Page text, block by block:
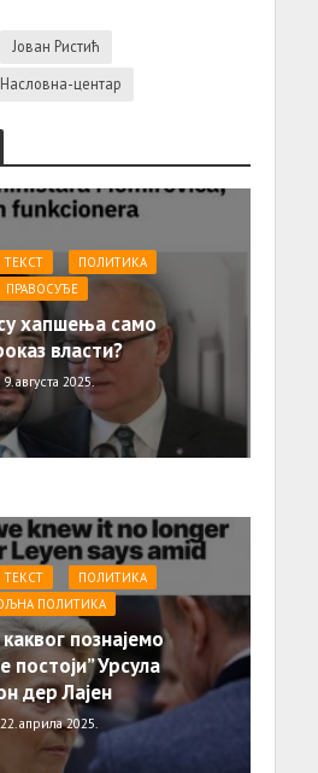
Јован Ристић
Насловна-центар
ТЕКСТ
ПОЛИТИКА
ПРАВОСУЂЕ
хапшења само
власти?
9. августа 2025.
ТЕКСТ
ПОЛИТИКА
ПОЛИТИКА
познајемо
постоји” Урсула
дер Лајен
22. априла 2025.